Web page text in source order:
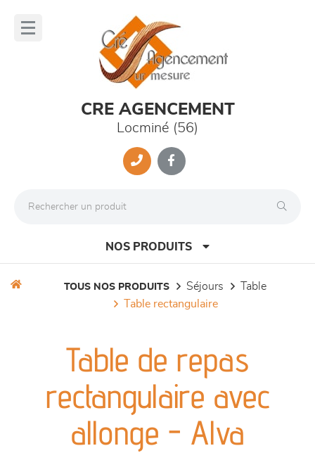
CRE AGENCEMENT
Locminé (56)
NOS PRODUITS
meubles de complément
chambres et dressing
TOUS NOS PRODUITS séjours
table
table rectangulaire
Table de repas
rectangulaire avec
allonge - Alva